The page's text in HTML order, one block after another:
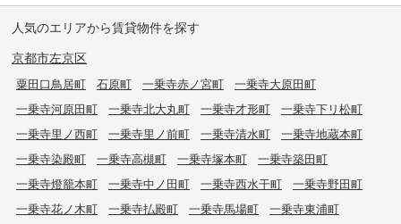
人気のエリアから賃貸物件を探す
京都市左京区
粟田口鳥居町 石原町 一乗寺赤ノ宮町
一乗寺大原田町
一乗寺河原田町
一乗寺北大丸町 一乗寺才形町
一乗寺下リ松町
一乗寺里ノ西町
一乗寺里ノ前町 一乗寺清水町
一乗寺地蔵本町
一乗寺染殿町
一乗寺高槻町 一乗寺塚本町
一乗寺築田町
一乗寺燈籠本町
一乗寺中ノ田町 一乗寺西水干町
一乗寺野田町
一乗寺花ノ木町
一乗寺払殿町 一乗寺馬場町
一乗寺東浦町